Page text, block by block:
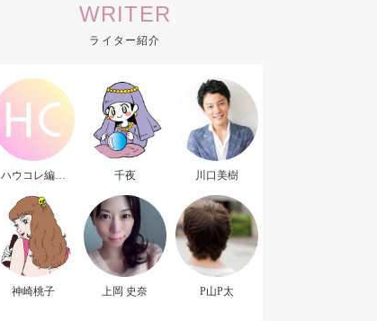
WRITER
ライター紹介
ハウコレ編集
千夜 川口美樹
神崎桃子 上岡 史奈 P山P太